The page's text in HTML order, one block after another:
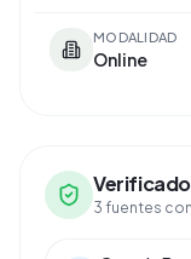
MODALIDAD
Online
3 fuentes